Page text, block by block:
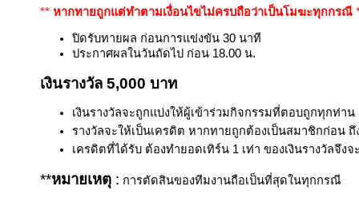
** หากทายถูกแต่ทำตามเงื่อนไขไม่ครบถือว่าเป็นโมฆะทุกกรณี
ปิดรับทายผล ก่อนการแข่งขัน 30 นาที
ประกาศผลในวันถัดไป ก่อน 18.00 น.
เงินรางวัล 5,000 บาท
เงินรางวัลจะถูกแบ่งให้ผู้เข้าร่วมกิจกรรมที่ตอบถูกทุกท่า
รางวัลจะให้เป็นเครดิต หากทายถูกต้องเป็นสมาชิกก่อน ถึ
เครดิตที่ได้รับ ต้องทำยอดเทิร์น 1 เท่า ของเงินรางวัลจึง
**หมายเหตุ : การตัดสินของทีมงานถือเป็นที่สุดในทุกกรณี